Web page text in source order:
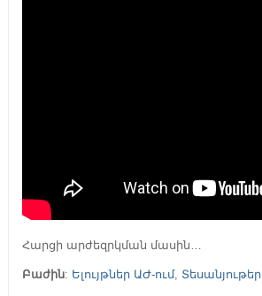
Հարցի արժեզրկման մասին…
Բաժին: Ելույթներ ԱԺ-ում, Տեսանյութեր